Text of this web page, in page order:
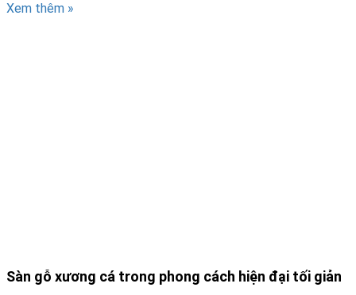
Xem thêm »
Sàn gỗ xương cá trong phong cách hiện đại tối giản